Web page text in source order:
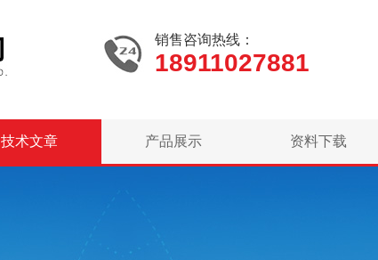
销售咨询热线：
18911027881
技术文章 产品展示 资料下载